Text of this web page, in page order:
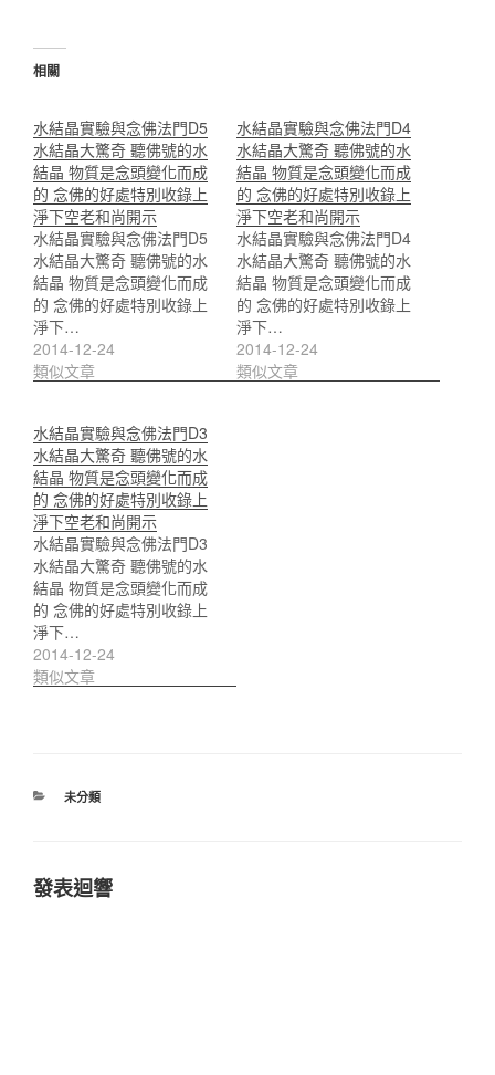
相關
水結晶實驗與念佛法門D5
水結晶大驚奇 聽佛號的水
結晶 物質是念頭變化而成
的 念佛的好處特別收錄上
淨下空老和尚開示
水結晶實驗與念佛法門D5
水結晶大驚奇 聽佛號的水
結晶 物質是念頭變化而成
的 念佛的好處特別收錄上
淨下…
2014-12-24
類似文章
水結晶實驗與念佛法門D4
水結晶大驚奇 聽佛號的水
結晶 物質是念頭變化而成
的 念佛的好處特別收錄上
淨下空老和尚開示
水結晶實驗與念佛法門D4
水結晶大驚奇 聽佛號的水
結晶 物質是念頭變化而成
的 念佛的好處特別收錄上
淨下…
2014-12-24
類似文章
水結晶實驗與念佛法門D3
水結晶大驚奇 聽佛號的水
結晶 物質是念頭變化而成
的 念佛的好處特別收錄上
淨下空老和尚開示
水結晶實驗與念佛法門D3
水結晶大驚奇 聽佛號的水
結晶 物質是念頭變化而成
的 念佛的好處特別收錄上
淨下…
2014-12-24
類似文章
分
未分類
發表迴響